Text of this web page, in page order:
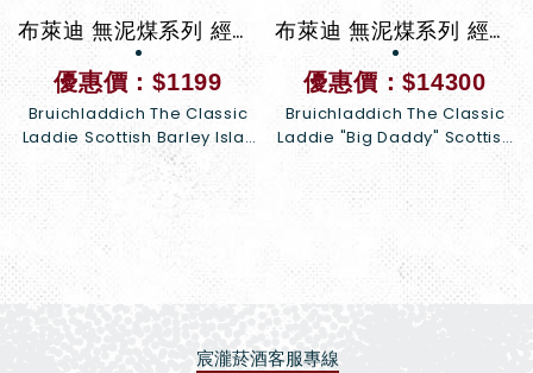
布萊迪 無泥煤系列 經典萊迪單一純麥蘇格蘭威士忌
優惠價：$1199
Bruichladdich The Classic
Laddie Scottish Barley Islay
Single Malt Scotch Whisky
布萊迪 無泥煤系列 經典萊迪單一純麥蘇格蘭威士忌 4500ML
優惠價：$14300
Bruichladdich The Classic
Laddie "Big Daddy" Scottish
宸瀧菸酒客服專線